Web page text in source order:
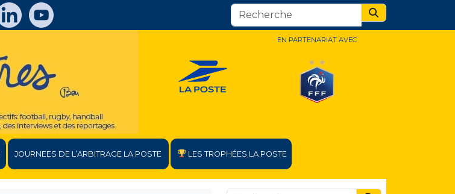
Search
EN PARTENARIAT AVEC
JOURNEES DE L’ARBITRAGE LA POSTE LES TROPHÉES LA POSTE